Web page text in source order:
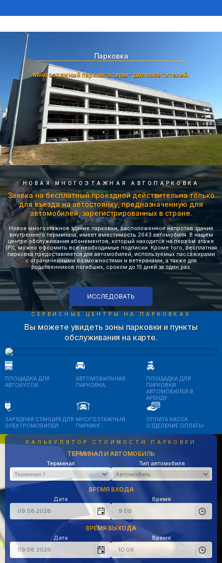
Парковка
Многоэтажный паркинг открыт для посетителей.
НОВАЯ МНОГОЭТАЖНАЯ АВТОПАРКОВКА
Заявка на бесплатный проездной действительна только
для въезда на автостоянку, предназначенную для
автомобилей, зарегистрированных в стране.
Новое многоэтажное здание парковки, расположенное напротив здания
внутреннего терминала, имеет вместимость 2643 автомобиля. В нашем
центре обслуживания абонементов, который находится на первом этаже
(P1), можно оформить все необходимые подписки. Кроме того, бесплатная
парковка предоставляется для автомобилей, используемых пассажирами
с ограниченными возможностями и ветеранами, а также для
родственников погибших, сроком до 15 дней за один раз.
ИССЛЕДОВАТЬ
СЕРВИСНЫЕ ЦЕНТРЫ НА ПАРКОВКАХ
Вы можете увидеть зоны парковки и пункты
обслуживания на карте.
ПЛОЩАДКА ДЛЯ
АВТОБУСОВ.
АВТОМОБИЛЬНАЯ
ПАРКОВКА.
ПЛОЩАДКА ДЛЯ
ПАРКОВКИ
АВТОМОБИЛЕЙ В
АРЕНДУ.
ЗАРЯДНАЯ СТАНЦИЯ ДЛЯ
ЭЛЕКТРОМОБИЛЕЙ.
МНОГОЭТАЖНЫЙ
ПАРКИНГ.
ОПЛАТА КАССА
ОТДЕЛЕНИЕ ОПЛАТЫ
КАЛЬКУЛЯТОР СТОИМОСТИ ПАРКОВКИ
ТЕРМИНАЛ И АВТОМОБИЛЬ
Терминал Тип автомобиля
ВРЕМЯ ВХОДА
Дата Время
ВРЕМЯ ВЫХОДА
Дата Время